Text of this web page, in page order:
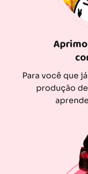
Para você que
produção